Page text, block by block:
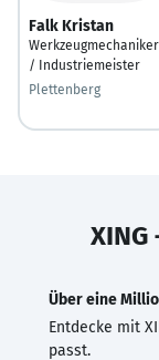
Falk Kristan
Werkzeugmechaniker
/ Industriemeister
Plettenberg
Über eine
Entdecke mit
passt.